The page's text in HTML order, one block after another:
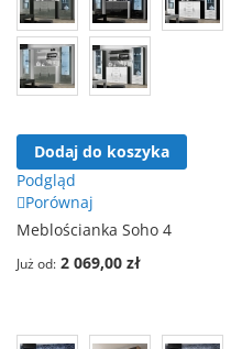
Dodaj do koszyka
Podgląd
Porównaj
Meblościanka Soho 4
Już od 2 069,00 zł